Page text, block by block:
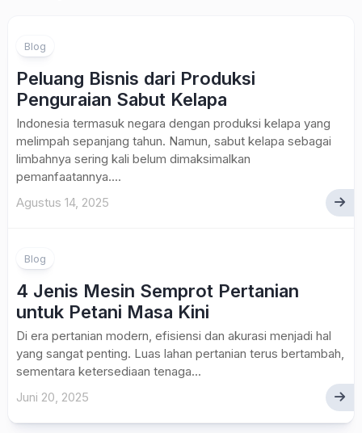
Blog
Peluang Bisnis dari Produksi
Penguraian Sabut Kelapa
Indonesia termasuk negara dengan produksi kelapa yang
melimpah sepanjang tahun. Namun, sabut kelapa sebagai
limbahnya sering kali belum dimaksimalkan
pemanfaatannya....
Agustus 14, 2025
Blog
4 Jenis Mesin Semprot Pertanian
untuk Petani Masa Kini
Di era pertanian modern, efisiensi dan akurasi menjadi hal
yang sangat penting. Luas lahan pertanian terus bertambah,
sementara ketersediaan tenaga...
Juni 20, 2025